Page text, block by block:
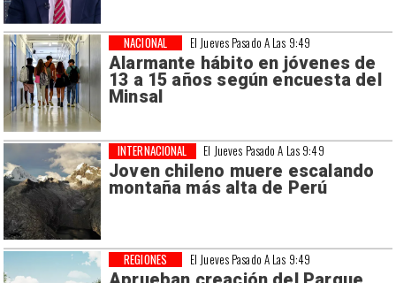
El Jueves Pasado A Las 9:49
Alarmante hábito en jóvenes de
13 a 15 años según encuesta del
Minsal
NACIONAL
El Jueves Pasado A Las 9:49
Joven chileno muere escalando
montaña más alta de Perú
INTERNACIONAL
El Jueves Pasado A Las 9:49
REGIONES